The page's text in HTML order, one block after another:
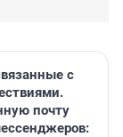
с
почту